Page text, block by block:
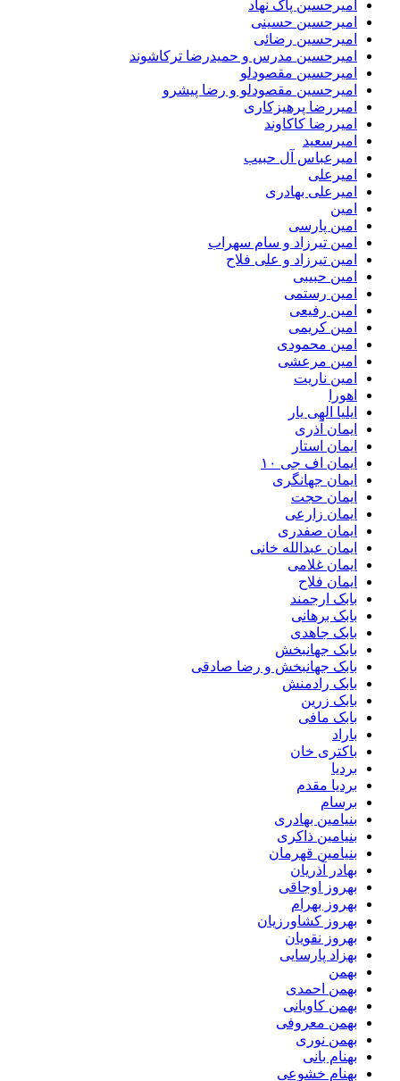
امیرحسین پاک نهاد
امیرحسین حسینی
امیرحسین رضائی
امیرحسین مدرس و حمیدرضا ترکاشوند
امیرحسین مقصودلو
امیرحسین مقصودلو و رضا پیشرو
امیررضا پرهیزکاری
امیررضا کاکاوند
امیرسعید
امیرعباس آل حبیب
امیرعلی
امیرعلی بهادری
امین
امین پارسی
امین تیرزاد و سام سهراب
امین تیرزاد و علی فلاح
امین حبیبی
امین رستمی
امین رفیعی
امین کریمی
امین محمودی
امین مرعشی
امین ناریت
اهورا
ایلیا الهی یار
ایمان آذری
ایمان استار
ایمان اف جی ۱۰
ایمان جهانگری
ایمان حجت
ایمان زارعی
ایمان صفدری
ایمان عبدالله خانی
ایمان غلامی
ایمان فلاح
بابک ارجمند
بابک برهانی
بابک جاهدی
بابک جهانبخش
بابک جهانبخش و رضا صادقی
بابک رادمنش
بابک زرین
بابک مافی
باراد
باکتری خان
بردیا
بردیا مقدم
برسام
بنیامین بهادری
بنیامین ذاکری
بنیامین قهرمان
بهادر آذریان
بهروز اوجاقی
بهروز بهرام
بهروز کشاورزیان
بهروز نقویان
بهزاد پارسایی
بهمن
بهمن احمدی
بهمن کاویانی
بهمن معروفی
بهمن نوری
بهنام بانی
بهنام خشوعی